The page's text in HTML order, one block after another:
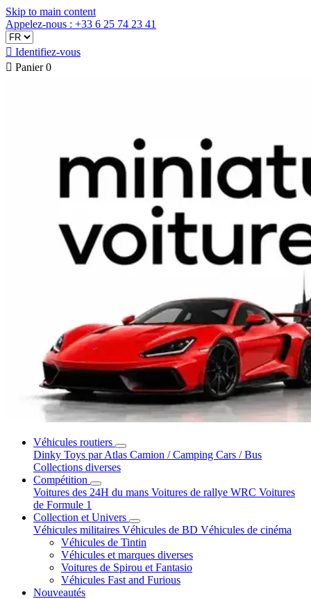
Skip to main content
Appelez-nous : +33 6 25 74 23 41
 Identifiez-vous
 Panier 0
Véhicules routiers
Dinky Toys par Atlas Camion / Camping Cars / Bus
Collections diverses
Compétition
Voitures des 24H du mans Voitures de rallye WRC Voitures
de Formule 1
Collection et Univers
Véhicules militaires Véhicules de BD Véhicules de cinéma
Véhicules de Tintin
Véhicules et marques diverses
Voitures de Spirou et Fantasio
Véhicules Fast and Furious
Nouveautés